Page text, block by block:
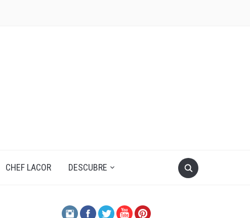
CHEF LACOR DESCUBRE